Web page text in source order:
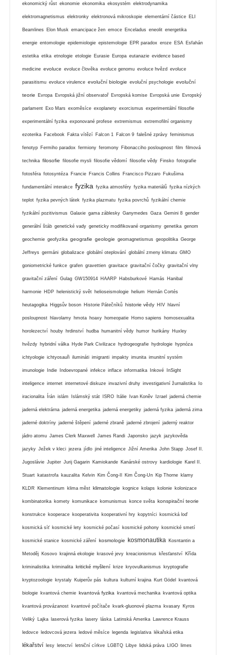
ekonomický růst ekonomie ekonomika ekosystém elektrodynamika
elektromagnetismus elektronky elektronová mikroskopie elementární částice ELI
Beamlines Elon Musk emancipace žen emoce Enceladus eneolit energetika
energie entomologie epidemiologie epistemologie EPR paradox eroze ESA Esfahán
estetika etika etnologie etologie Eurasie Europa eutanazie evidence based
medicine evoluce evoluce člověka evoluce genomu evoluce hvězd evoluce
parasitismu evoluce virulence evoluční biologie evoluční psychologie evoluční
teorie Evropa Evropská jižní observatoř Evropská komise Evropská unie Evropský
parlament Exo Mars exoměsíce exoplanety exorcismus experimentální filosofie
experimentální fyzika exponované profese extremismus extremofilní organismy
ezoterika Facebook Fakta vítězí Falcon 1 Falcon 9 falešné zprávy feminismus
fenotyp Fermiho paradox fermiony feromony Fibonacciho posloupnost film filmová
technika filosofie filosofie mysli filosofie vědomí filosofie vědy Finsko fotografie
fotosféra fotosyntéza Francie Francis Collins Francisco Pizzaro Fukušima
fundamentální interakce fyzika fyzika atmosféry fyzika materiálů fyzika nízkých
teplot fyzika pevných látek fyzika plazmatu fyzika povrchů fyzikální chemie
fyzikální pozitivismus Galaxie gama záblesky Ganymedes Gaza Gemini 8 gender
generální štáb genetické vady geneticky modifikované organismy genetika genom
geochemie geofyzika geografie geologie geomagnetismus geopolitika George
Jeffreys germáni globalizace globální oteplování globální zmeny klimatu GMO
goniometrické funkce grafen gravettien gravitace gravitační čočky gravitační vlny
gravitační záření Gulag GW150914 HAARP Habsburkové Hamás Hanibal
harmonie HDP helenistický svět helioseismologie helium Hernán Cortés
heutagogika Higgsův boson Historie Pátečníků historie vědy HIV hlavní
posloupnost hlavolamy hmota hoaxy homeopatie Homo sapiens homosexualita
horolezectví houby hrdinství hudba humanitní vědy humor hurikány Huxley
hvězdy hybridní válka Hyde Park Civilizace hydrogeografie hydrologie hypnóza
ichtyologie ichtyosauři ilumináti imigranti impakty imunita imunitní systém
imunologie Indie Indoevropané infekce inflace informatika Inkové InSight
inteligence internet internetové diskuze invazivní druhy investigativní žurnalistika Io
iracionalita Írán islám Islámský stát ISRO Itálie Ivan Koněv Izrael jaderná chemie
jaderná elektrárna jaderná energetika jaderná energetiky jaderná fyzika jaderná zima
jaderné doktríny jaderné štěpení jaderné zbraně jaderné zbrojení jaderný reaktor
jádro atomu James Clerk Maxwell James Randi Japonsko jazyk jazykověda
jazyky Ježek v kleci jezera jídlo jiné inteligence Jižní Amerika John Stapp Josef II.
Jugoslávie Jupiter Jurij Gagarin Kamiokande Kanárské ostrovy kardiologie Karel II.
Stuart katastrofa kauzalita Kelvin Kim Čong-Il Kim Čong-Un Kip Thorne klamy
KLDR Klementinum klima měst klimatologie kognice kolaps kolonie kolonizace
kombinatorika komety komunikace komunismus konce světa konspirační teorie
konstrukce kooperace kooperativita kooperativní hry kopytníci kosmická loď
kosmická síť kosmické lety kosmické počasí kosmické pohony kosmické smetí
kosmické stanice kosmické záření kosmologie kosmonautika Kosntantin a
Metoděj Kosovo krajinná ekologie krasové jevy kreacionismus křesťanství Křída
kriminalistika kriminalita kritické myšlení krize kryovulkanismus kryptografie
kryptozoologie krystaly Kuiperův pás kultura kulturní krajina Kurt Gödel kvantová
biologie kvantová chemie kvantová fyzika kvantová mechanika kvantová optika
kvantová provázanost kvantové počítače kvark-gluonové plazma kvasary Kyros
Veliký Lajka laserová fyzika lasery láska Latinská Amerika Lawrence Krauss
ledovce ledovcová jezera ledové měsíce legenda legislativa lékařská etika
lékařství lesy letectví letniční církve LGBTQ Libye lidská práva LIGO limes